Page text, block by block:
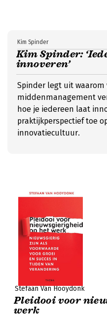
Kim Spinder:
innoveren’
Kim Spinder
Spinder legt uit waarom
middenmanagement
hoe je iedereen laat
praktijkperspectief toe
innovatiecultuur.
Stefaan Van Hooydonk
Pleidooi voor
werk